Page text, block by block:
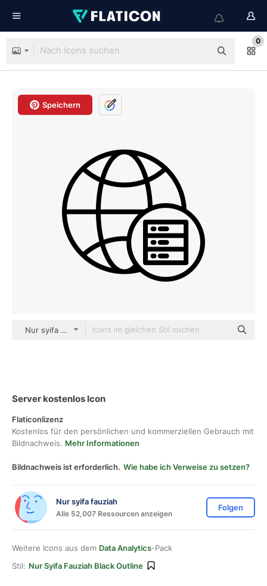
0
Speichern
Nur syifa fauziah black outline
Server kostenlos Icon
Flaticonlizenz
Kostenlos für den persönlichen und kommerziellen Gebrauch mit
Bildnachweis. Mehr Informationen
Bildnachweis ist erforderlich. Wie habe ich Verweise zu setzen?
Nur syifa fauziah
Alle 52,007 Ressourcen anzeigen
Folgen
Weitere Icons aus dem Data Analytics-Pack
Stil: Nur Syifa Fauziah Black Outline